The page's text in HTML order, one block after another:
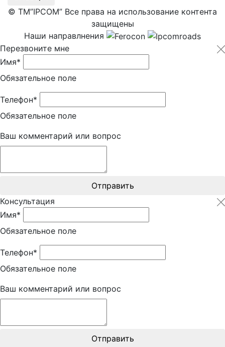
© ТМ”IPCOM” Все права на использование контента
защищены
Наши направлнения
Перезвоните мне
Имя*
Обязательное поле
Телефон*
Обязательное поле
Ваш комментарий или вопрос
Отправить
Консультация
Имя*
Обязательное поле
Телефон*
Обязательное поле
Ваш комментарий или вопрос
Отправить